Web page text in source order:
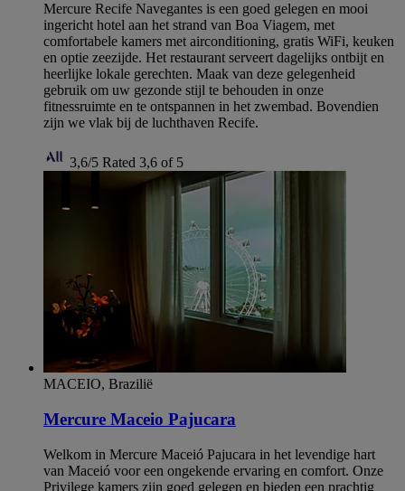
Mercure Recife Navegantes is een goed gelegen en mooi
ingericht hotel aan het strand van Boa Viagem, met
comfortabele kamers met airconditioning, gratis WiFi, keuken
en optie zeezijde. Het restaurant serveert dagelijks ontbijt en
heerlijke lokale gerechten. Maak van deze gelegenheid
gebruik om uw gezonde stijl te behouden in onze
fitnessruimte en te ontspannen in het zwembad. Bovendien
zijn we vlak bij de luchthaven Recife.
3,6/5 Rated 3,6 of 5
MACEIO, Brazilië
Mercure Maceio Pajucara
Welkom in Mercure Maceió Pajucara in het levendige hart
van Maceió voor een ongekende ervaring en comfort. Onze
Privilege kamers zijn goed gelegen en bieden een prachtig